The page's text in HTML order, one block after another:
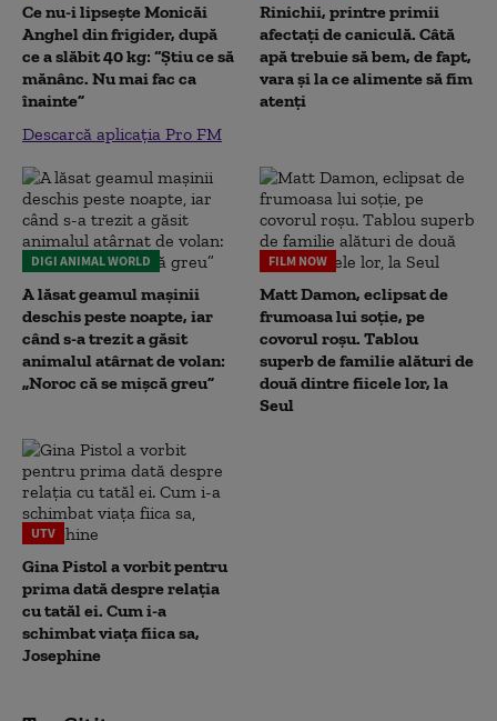
Ce nu-i lipsește Monicăi
Anghel din frigider, după
ce a slăbit 40 kg: “Știu ce să
mănânc. Nu mai fac ca
înainte”
Descarcă aplicația Pro FM
Rinichii, printre primii
afectați de caniculă. Câtă
apă trebuie să bem, de fapt,
vara și la ce alimente să fim
atenți
DIGI ANIMAL WORLD
A lăsat geamul mașinii
deschis peste noapte, iar
când s-a trezit a găsit
animalul atârnat de volan:
„Noroc că se mișcă greu”
FILM NOW
Matt Damon, eclipsat de
frumoasa lui soție, pe
covorul roșu. Tablou
superb de familie alături de
două dintre fiicele lor, la
Seul
UTV
Gina Pistol a vorbit pentru
prima dată despre relația
cu tatăl ei. Cum i-a
schimbat viața fiica sa,
Josephine